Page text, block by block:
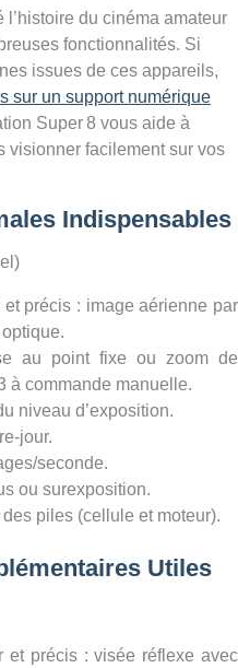
l’histoire du cinéma amateur
fonctionnalités. Si
issues de ces appareils,
sur un support numérique
Super 8 vous aide à
visionner facilement sur vos
Indispensables
précis : image aérienne par
au point fixe ou zoom de
à commande manuelle.
niveau d’exposition.
jour.
seconde.
ou surexposition.
piles (cellule et moteur).
Utiles
et précis : visée réflexe avec